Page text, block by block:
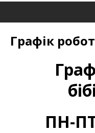
Графік
ПН-